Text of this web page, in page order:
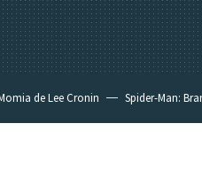
de Lee Cronin Spider-Man: